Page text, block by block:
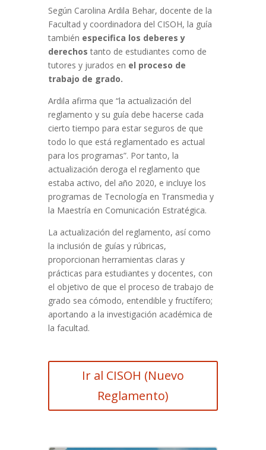
Según Carolina Ardila Behar, docente de la
Facultad y coordinadora del CISOH, la guía
también especifica los deberes y
derechos tanto de estudiantes como de
tutores y jurados en el proceso de
trabajo de grado.
Ardila afirma que “la actualización del
reglamento y su guía debe hacerse cada
cierto tiempo para estar seguros de que
todo lo que está reglamentado es actual
para los programas”. Por tanto, la
actualización deroga el reglamento que
estaba activo, del año 2020, e incluye los
programas de Tecnología en Transmedia y
la Maestría en Comunicación Estratégica.
La actualización del reglamento, así como
la inclusión de guías y rúbricas,
proporcionan herramientas claras y
prácticas para estudiantes y docentes, con
el objetivo de que el proceso de trabajo de
grado sea cómodo, entendible y fructífero;
aportando a la investigación académica de
la facultad.
Ir al CISOH (Nuevo
Reglamento)